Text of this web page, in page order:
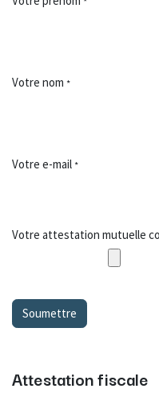
Votre nom *
Votre e-mail *
Votre attestation mutuelle
Soumettre
Attestation fiscale